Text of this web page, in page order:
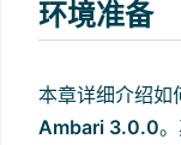
环境准备
本章详细介绍如
Ambari 3.0.0